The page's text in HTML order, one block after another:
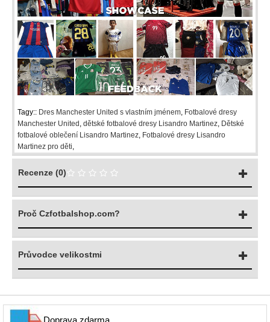
Tagy:: Dres Manchester United s vlastním jménem Fotbalové dresy
Manchester United dětské fotbalové dresy Lisandro Martinez Dětské
fotbalové oblečení Lisandro Martinez Fotbalové dresy Lisandro
Martinez pro děti
Recenze (0)
Proč Czfotbalshop.com?
Průvodce velikostmi